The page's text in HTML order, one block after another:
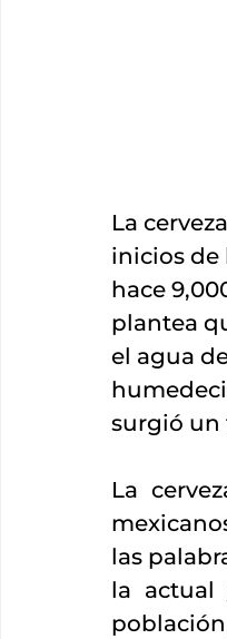
La
inicios de
hace
plantea
el agua
surgió un
La
las
la actual